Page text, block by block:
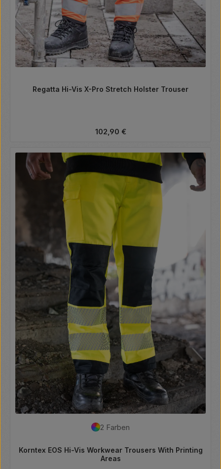
Regatta Hi-Vis X-Pro Stretch Holster Trouser
Regulärer Preis:
102,90 €
2 Farben
Korntex EOS Hi-Vis Workwear Trousers With Printing
Areas